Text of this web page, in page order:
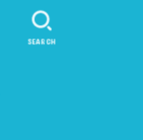
SEARCH